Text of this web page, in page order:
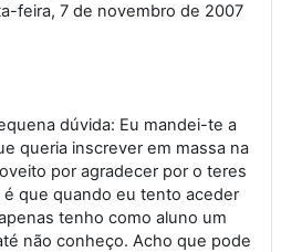
feira, 7 de novembro de 2007
dúvida: Eu mandei-te a
queria inscrever em massa na
por agradecer por o teres
é que quando eu tento aceder
tenho como aluno um
não conheço. Acho que pode